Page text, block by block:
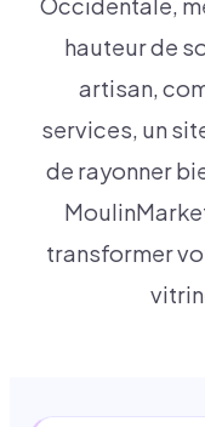
Occidentale,
hauteur de
artisan,
services, un
de rayonner
transformer